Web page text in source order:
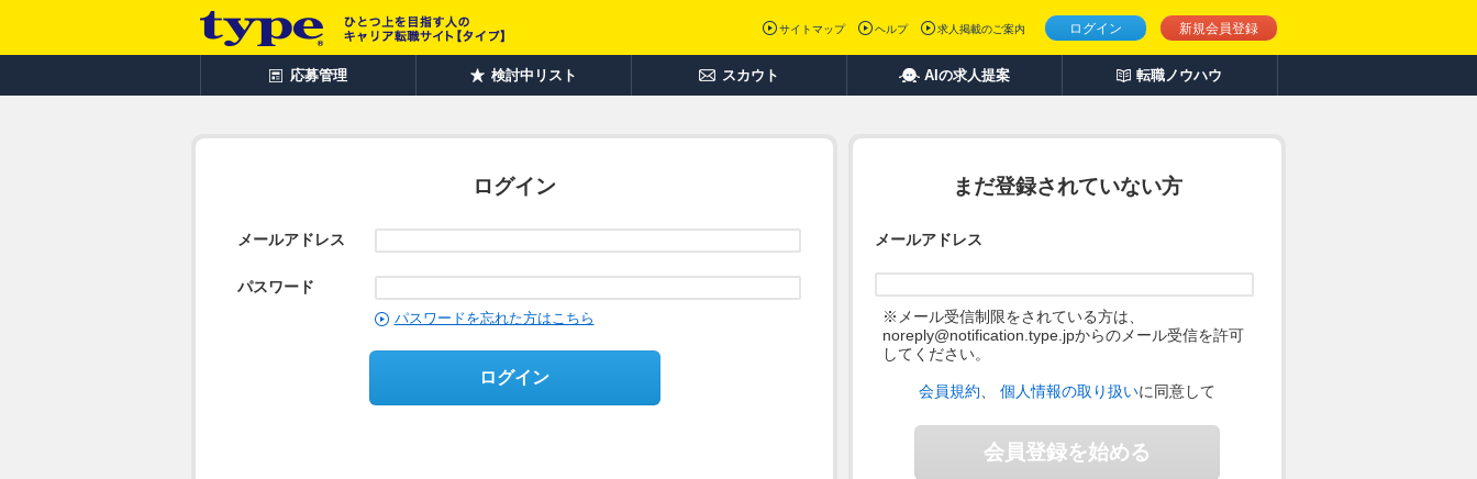
ログイン 新規会員登録
サイトマップ ヘルプ 求人掲載のご案内
応募管理 検討中リスト スカウト AIの求人提案 転職ノウハウ
ログイン
メールアドレス
パスワード
パスワードを忘れた方はこちら
ログイン
まだ登録されていない方
メールアドレス
※メール受信制限をされている方は、
noreply@notification.type.jpからのメール受信を許可
してください。
会員規約 個人情報の取り扱いに同意して
会員登録を始める